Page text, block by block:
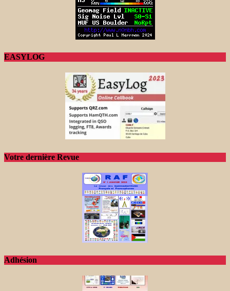
EASYLOG
Votre dernière Revue
Adhésion